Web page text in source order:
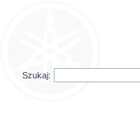
Szukaj: